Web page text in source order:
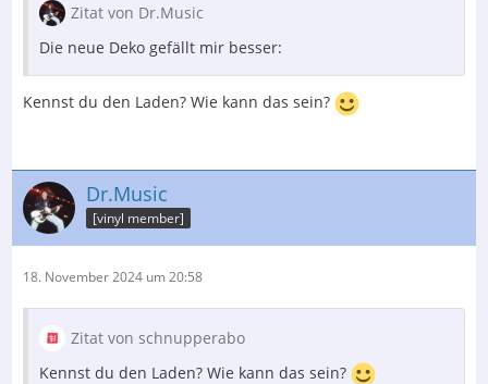
Zitat von Dr.Music
Die neue Deko gefällt mir besser:
Kennst du den Laden? Wie kann das sein?
Dr.Music
[vinyl member]
18. November 2024 um 20:58
Zitat von schnupperabo
Kennst du den Laden? Wie kann das sein?